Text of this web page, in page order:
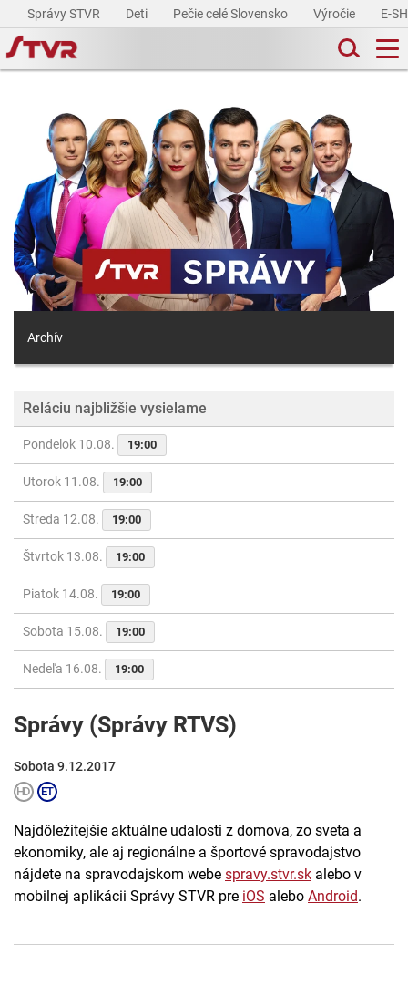
Správy STVR Deti Pečie celé Slovensko Výročie E-
Archív
Reláciu najbližšie vysielame
Pondelok 10.08. 19:00
Utorok 11.08. 19:00
Streda 12.08. 19:00
Štvrtok 13.08. 19:00
Piatok 14.08. 19:00
Sobota 15.08. 19:00
Nedeľa 16.08. 19:00
Správy (Správy RTVS)
Sobota 9.12.2017
Najdôležitejšie aktuálne udalosti z domova, zo sveta a
ekonomiky, ale aj regionálne a športové spravodajstvo
nájdete na spravodajskom webe spravy.stvr.sk alebo v
mobilnej aplikácii Správy STVR pre iOS alebo Android.